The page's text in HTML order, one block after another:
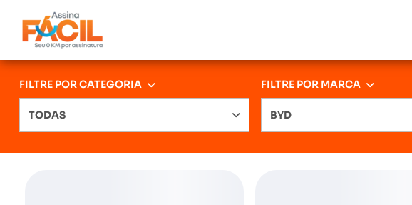
FILTRE POR CATEGORIA
TODAS
FILTRE POR MARCA
BYD